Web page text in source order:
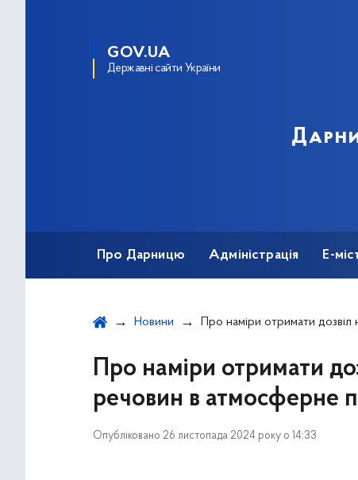
GOV.UA
Державні сайти України
Про Дарницю Адміністрація Е-
Новини Про наміри отримати дозвіл на викиди
Про наміри отримати
речовин в атмосферне
Опубліковано 26 листопада 2024 року о 14:33